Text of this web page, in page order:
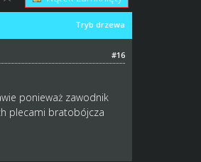
Tryb drzewa
#16
ponieważ zawodnik
plecami bratobójcza